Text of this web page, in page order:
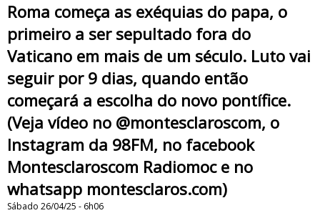
Roma começa as exéquias do papa, o
primeiro a ser sepultado fora do
Vaticano em mais de um século. Luto vai
seguir por 9 dias, quando então
começará a escolha do novo pontífice.
(Veja vídeo no @montesclaroscom, o
Instagram da 98FM, no facebook
Montesclaroscom Radiomoc e no
whatsapp montesclaros.com)
Sábado 26/04/25 - 6h06